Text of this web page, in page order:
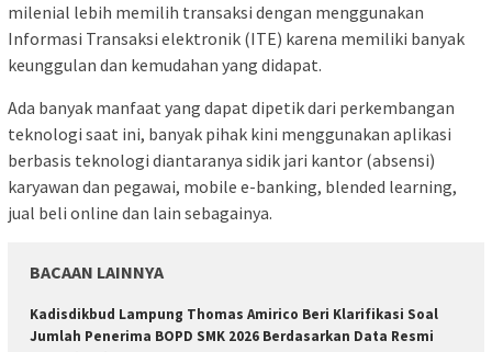
milenial lebih memilih transaksi dengan menggunakan
Informasi Transaksi elektronik (ITE) karena memiliki banyak
keunggulan dan kemudahan yang didapat.
Ada banyak manfaat yang dapat dipetik dari perkembangan
teknologi saat ini, banyak pihak kini menggunakan aplikasi
berbasis teknologi diantaranya sidik jari kantor (absensi)
karyawan dan pegawai, mobile e-banking, blended learning,
jual beli online dan lain sebagainya.
BACAAN LAINNYA
Kadisdikbud Lampung Thomas Amirico Beri Klarifikasi Soal
Jumlah Penerima BOPD SMK 2026 Berdasarkan Data Resmi